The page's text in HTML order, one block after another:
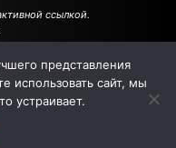
ссылкой.
РЕКЛАМА НА САЙТЕ
представления
использовать сайт, мы
устраивает.